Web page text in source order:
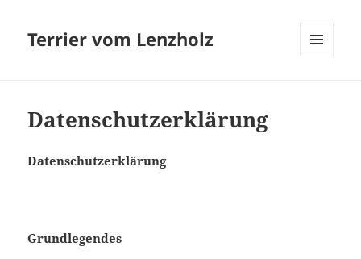
Terrier vom Lenzholz
Datenschutzerklärung
Datenschutzerklärung
Grundlegendes